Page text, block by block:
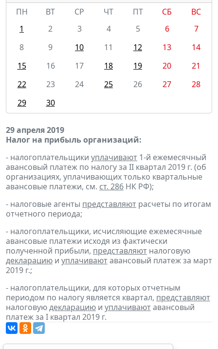
ПН
ВТ СР ЧТ ПТ СБ
ВС
1
2 3 4 5 6
7
8
9 10 11 12 13
14
15
16 17 18 19 20
21
22
23 24 25 26 27
28
29
30
29 апреля 2019
Налог на прибыль организаций:
- налогоплательщики уплачивают 1-й ежемесячный
авансовый платеж по налогу за II квартал 2019 г. (об
организациях, уплачивающих только квартальные
авансовые платежи, см. ст. 286 НК РФ);
- налоговые агенты представляют расчеты по итогам
отчетного периода;
- налогоплательщики, исчисляющие ежемесячные
авансовые платежи исходя из фактически
полученной прибыли, представляют налоговую
декларацию и уплачиваютавансовый платеж за март
2019 г.;
- налогоплательщики, для которых отчетным
периодом по налогу является квартал, представляют
налоговуюдекларацию и уплачиваютавансовый
платеж за I квартал 2019 г.